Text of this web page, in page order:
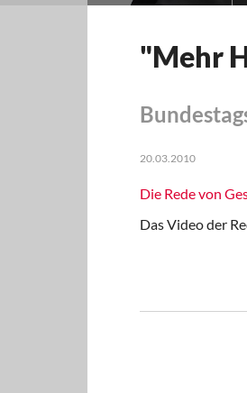
"Mehr
20.03.2010
Die Rede von
Das Video der